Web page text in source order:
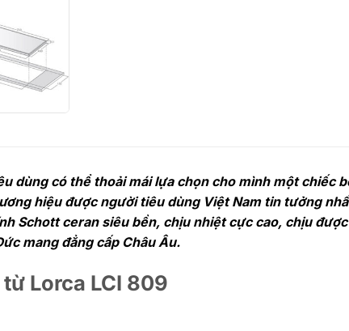
dùng có thể thoải mái lựa chọn cho mình một chiếc
hiệu được người tiêu dùng Việt Nam tin tưởng
Schott ceran siêu bền, chịu nhiệt cực cao, chịu
mang đẳng cấp Châu Âu.
Lorca LCI 809